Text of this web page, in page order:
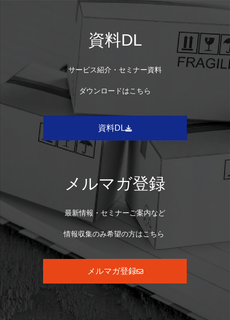
資料DL
サービス紹介・セミナー資料
ダウンロードはこちら
資料DL
メルマガ登録
最新情報・セミナーご案内など
情報収集のみ希望の方はこちら
メルマガ登録